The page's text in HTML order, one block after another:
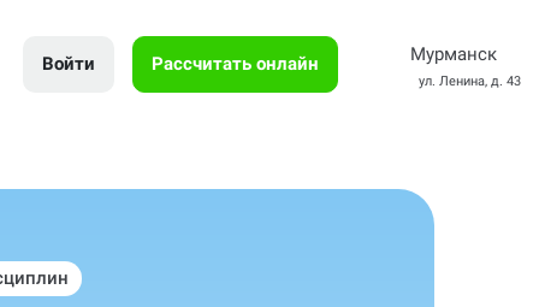
Войти Рассчитать онлайн Мурманск
ул. Ленина, д. 43